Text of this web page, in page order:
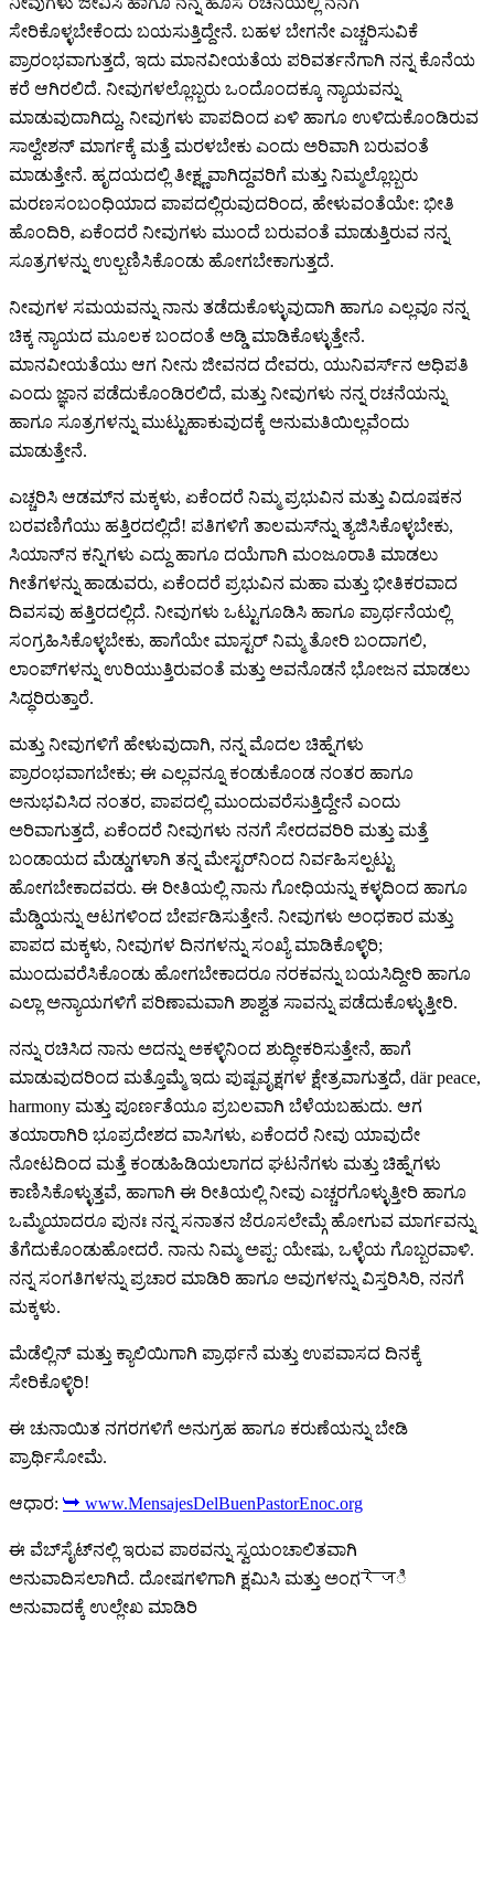
ಸೇರಿಕೊಳ್ಳಬೇಕೆಂದು ಬಯಸುತ್ತಿದ್ದೇನೆ. ಬಹಳ ಬೇಗನೇ ಎಚ್ಚರಿಸುವಿಕೆ
ಪ್ರಾರಂಭವಾಗುತ್ತದೆ, ಇದು ಮಾನವೀಯತೆಯ ಪರಿವರ್ತನೆಗಾಗಿ ನನ್ನ ಕೊನೆಯ
ಕರೆ ಆಗಿರಲಿದೆ. ನೀವುಗಳಲ್ಲೊಬ್ಬರು ಒಂದೊಂದಕ್ಕೂ ನ್ಯಾಯವನ್ನು
ಮಾಡುವುದಾಗಿದ್ದು, ನೀವುಗಳು ಪಾಪದಿಂದ ಏಳಿ ಹಾಗೂ ಉಳಿದುಕೊಂಡಿರುವ
ಸಾಲ್ವೇಶನ್ ಮಾರ್ಗಕ್ಕೆ ಮತ್ತೆ ಮರಳಬೇಕು ಎಂದು ಅರಿವಾಗಿ ಬರುವಂತೆ
ಮಾಡುತ್ತೇನೆ. ಹೃದಯದಲ್ಲಿ ತೀಕ್ಷ್ಣವಾಗಿದ್ದವರಿಗೆ ಮತ್ತು ನಿಮ್ಮಲ್ಲೊಬ್ಬರು
ಮರಣಸಂಬಂಧಿಯಾದ ಪಾಪದಲ್ಲಿರುವುದರಿಂದ, ಹೇಳುವಂತೆಯೇ: ಭೀತಿ
ಹೊಂದಿರಿ, ಏಕೆಂದರೆ ನೀವುಗಳು ಮುಂದೆ ಬರುವಂತೆ ಮಾಡುತ್ತಿರುವ ನನ್ನ
ಸೂತ್ರಗಳನ್ನು ಉಲ್ಬಣಿಸಿಕೊಂಡು ಹೋಗಬೇಕಾಗುತ್ತದೆ.
ನೀವುಗಳ ಸಮಯವನ್ನು ನಾನು ತಡೆದುಕೊಳ್ಳುವುದಾಗಿ ಹಾಗೂ ಎಲ್ಲವೂ ನನ್ನ
ಚಿಕ್ಕ ನ್ಯಾಯದ ಮೂಲಕ ಬಂದಂತೆ ಅಡ್ಡಿ ಮಾಡಿಕೊಳ್ಳುತ್ತೇನೆ.
ಮಾನವೀಯತೆಯು ಆಗ ನೀನು ಜೀವನದ ದೇವರು, ಯುನಿವರ್ಸ್‌ನ ಅಧಿಪತಿ
ಎಂದು ಜ್ಞಾನ ಪಡೆದುಕೊಂಡಿರಲಿದೆ, ಮತ್ತು ನೀವುಗಳು ನನ್ನ ರಚನೆಯನ್ನು
ಹಾಗೂ ಸೂತ್ರಗಳನ್ನು ಮುಟ್ಟುಹಾಕುವುದಕ್ಕೆ ಅನುಮತಿಯಿಲ್ಲವೆಂದು
ಮಾಡುತ್ತೇನೆ.
ಎಚ್ಚರಿಸಿ ಆಡಮ್‌ನ ಮಕ್ಕಳು, ಏಕೆಂದರೆ ನಿಮ್ಮ ಪ್ರಭುವಿನ ಮತ್ತು ವಿದೂಷಕನ
ಬರವಣಿಗೆಯು ಹತ್ತಿರದಲ್ಲಿದೆ! ಪತಿಗಳಿಗೆ ತಾಲಮಸ್‌ನ್ನು ತ್ಯಜಿಸಿಕೊಳ್ಳಬೇಕು,
ಸಿಯಾನ್‌ನ ಕನ್ನಿಗಳು ಎದ್ದು ಹಾಗೂ ದಯೆಗಾಗಿ ಮಂಜೂರಾತಿ ಮಾಡಲು
ಗೀತೆಗಳನ್ನು ಹಾಡುವರು, ಏಕೆಂದರೆ ಪ್ರಭುವಿನ ಮಹಾ ಮತ್ತು ಭೀತಿಕರವಾದ
ದಿವಸವು ಹತ್ತಿರದಲ್ಲಿದೆ. ನೀವುಗಳು ಒಟ್ಟುಗೂಡಿಸಿ ಹಾಗೂ ಪ್ರಾರ್ಥನೆಯಲ್ಲಿ
ಸಂಗ್ರಹಿಸಿಕೊಳ್ಳಬೇಕು, ಹಾಗೆಯೇ ಮಾಸ್ಟರ್ ನಿಮ್ಮ ತೋರಿ ಬಂದಾಗಲಿ,
ಲಾಂಪ್‌ಗಳನ್ನು ಉರಿಯುತ್ತಿರುವಂತೆ ಮತ್ತು ಅವನೊಡನೆ ಭೋಜನ ಮಾಡಲು
ಸಿದ್ಧರಿರುತ್ತಾರೆ.
ಮತ್ತು ನೀವುಗಳಿಗೆ ಹೇಳುವುದಾಗಿ, ನನ್ನ ಮೊದಲ ಚಿಹ್ನೆಗಳು
ಪ್ರಾರಂಭವಾಗಬೇಕು; ಈ ಎಲ್ಲವನ್ನೂ ಕಂಡುಕೊಂಡ ನಂತರ ಹಾಗೂ
ಅನುಭವಿಸಿದ ನಂತರ, ಪಾಪದಲ್ಲಿ ಮುಂದುವರೆಸುತ್ತಿದ್ದೇನೆ ಎಂದು
ಅರಿವಾಗುತ್ತದೆ, ಏಕೆಂದರೆ ನೀವುಗಳು ನನಗೆ ಸೇರದವರಿರಿ ಮತ್ತು ಮತ್ತೆ
ಬಂಡಾಯದ ಮೆಡ್ಡುಗಳಾಗಿ ತನ್ನ ಮೇಸ್ಟರ್‌ನಿಂದ ನಿರ್ವಹಿಸಲ್ಪಟ್ಟು
ಹೋಗಬೇಕಾದವರು. ಈ ರೀತಿಯಲ್ಲಿ ನಾನು ಗೋಧಿಯನ್ನು ಕಳ್ಳದಿಂದ ಹಾಗೂ
ಮೆಡ್ಡಿಯನ್ನು ಆಟಗಳಿಂದ ಬೇರ್ಪಡಿಸುತ್ತೇನೆ. ನೀವುಗಳು ಅಂಧಕಾರ ಮತ್ತು
ಪಾಪದ ಮಕ್ಕಳು, ನೀವುಗಳ ದಿನಗಳನ್ನು ಸಂಖ್ಯೆ ಮಾಡಿಕೊಳ್ಳಿರಿ;
ಮುಂದುವರೆಸಿಕೊಂಡು ಹೋಗಬೇಕಾದರೂ ನರಕವನ್ನು ಬಯಸಿದ್ದೀರಿ ಹಾಗೂ
ಎಲ್ಲಾ ಅನ್ಯಾಯಗಳಿಗೆ ಪರಿಣಾಮವಾಗಿ ಶಾಶ್ವತ ಸಾವನ್ನು ಪಡೆದುಕೊಳ್ಳುತ್ತೀರಿ.
ನನ್ನು ರಚಿಸಿದ ನಾನು ಅದನ್ನು ಅಕಳ್ಳಿನಿಂದ ಶುದ್ಧೀಕರಿಸುತ್ತೇನೆ, ಹಾಗೆ
ಮಾಡುವುದರಿಂದ ಮತ್ತೊಮ್ಮೆ ಇದು ಪುಷ್ಪವೃಕ್ಷಗಳ ಕ್ಷೇತ್ರವಾಗುತ್ತದೆ, där peace,
harmony ಮತ್ತು ಪೂರ್ಣತೆಯೂ ಪ್ರಬಲವಾಗಿ ಬೆಳೆಯಬಹುದು. ಆಗ
ತಯಾರಾಗಿರಿ ಭೂಪ್ರದೇಶದ ವಾಸಿಗಳು, ಏಕೆಂದರೆ ನೀವು ಯಾವುದೇ
ನೋಟದಿಂದ ಮತ್ತೆ ಕಂಡುಹಿಡಿಯಲಾಗದ ಘಟನೆಗಳು ಮತ್ತು ಚಿಹ್ನೆಗಳು
ಕಾಣಿಸಿಕೊಳ್ಳುತ್ತವೆ, ಹಾಗಾಗಿ ಈ ರೀತಿಯಲ್ಲಿ ನೀವು ಎಚ್ಚರಗೊಳ್ಳುತ್ತೀರಿ ಹಾಗೂ
ಒಮ್ಮೆಯಾದರೂ ಪುನಃ ನನ್ನ ಸನಾತನ ಜೆರೂಸಲೇಮ್ಗೆ ಹೋಗುವ ಮಾರ್ಗವನ್ನು
ತೆಗೆದುಕೊಂಡುಹೋದರೆ. ನಾನು ನಿಮ್ಮ ಅಪ್ಪ: ಯೇಷು, ಒಳ್ಳೆಯ ಗೊಬ್ಬರವಾಳಿ.
ನನ್ನ ಸಂಗತಿಗಳನ್ನು ಪ್ರಚಾರ ಮಾಡಿರಿ ಹಾಗೂ ಅವುಗಳನ್ನು ವಿಸ್ತರಿಸಿರಿ, ನನಗೆ
ಮಕ್ಕಳು.
ಮೆಡೆಲ್ಲಿನ್ ಮತ್ತು ಕ್ಯಾಲಿಯಿಗಾಗಿ ಪ್ರಾರ್ಥನೆ ಮತ್ತು ಉಪವಾಸದ ದಿನಕ್ಕೆ
ಸೇರಿಕೊಳ್ಳಿರಿ!
ಈ ಚುನಾಯಿತ ನಗರಗಳಿಗೆ ಅನುಗ್ರಹ ಹಾಗೂ ಕರುಣೆಯನ್ನು ಬೇಡಿ
ಪ್ರಾರ್ಥಿಸೋಮೆ.
ಆಧಾರ: ➥ www.MensajesDelBuenPastorEnoc.org
ಈ ವೆಬ್‌ಸೈಟ್‌ನಲ್ಲಿ ಇರುವ ಪಾಠವನ್ನು ಸ್ವಯಂಚಾಲಿತವಾಗಿ
ಅನುವಾದಿಸಲಾಗಿದೆ. ದೋಷಗಳಿಗಾಗಿ ಕ್ಷಮಿಸಿ ಮತ್ತು ಅಂಗ्रेजಿ
ಅನುವಾದಕ್ಕೆ ಉಲ್ಲೇಖ ಮಾಡಿರಿ